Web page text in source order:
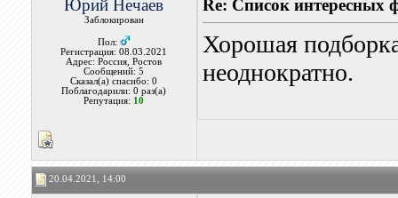
Юрий Нечаев
Заблокирован
Пол:
Регистрация: 08.03.2021
Адрес: Россия, Ростов
Сообщений: 5
Сказал(а) спасибо: 0
Поблагодарили: 0 раз(а)
Репутация: 10
Re: Список интересных
Хорошая
неоднократно.
20.04.2021, 14:00